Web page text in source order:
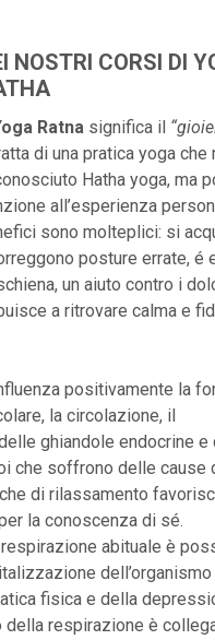
NOSTRI CORSI DI
Ratna significa il
di una pratica yoga che
Hatha yoga, ma
all’esperienza
sono molteplici: si
posture errate, é
un aiuto contro i
a ritrovare calma e
positivamente la
la circolazione, il
ghiandole endocrine e
che soffrono delle cause
di rilassamento
la conoscenza di sé.
abituale è
fisica e della
della respirazione è